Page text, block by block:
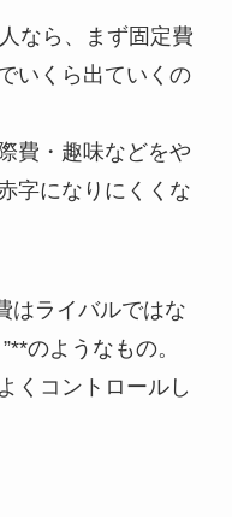
なら、まず固定費
いくら出ていくの
費・趣味などをや
字になりにくくな
はライバルではな
のようなもの。
くコントロールし